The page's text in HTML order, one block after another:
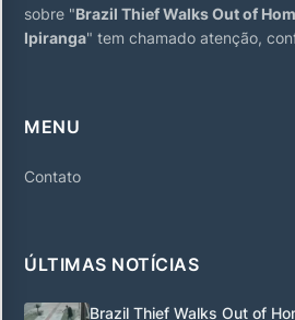
sobre "Brazil Thief Walks Out of
Ipiranga" tem chamado atenção,
MENU
Contato
ÚLTIMAS NOTÍCIAS
Brazil Thief Walks Out of